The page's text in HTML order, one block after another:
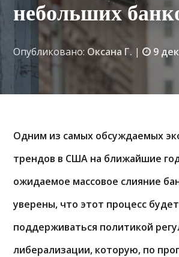
небольших
Опубликовано: Оксана Г. | 9
Одним из самых обсуждаемых
трендов в США на ближайшие
ожидаемое массовое слияние
уверены, что этот процесс
поддерживаться политикой
либерализации, которую, по